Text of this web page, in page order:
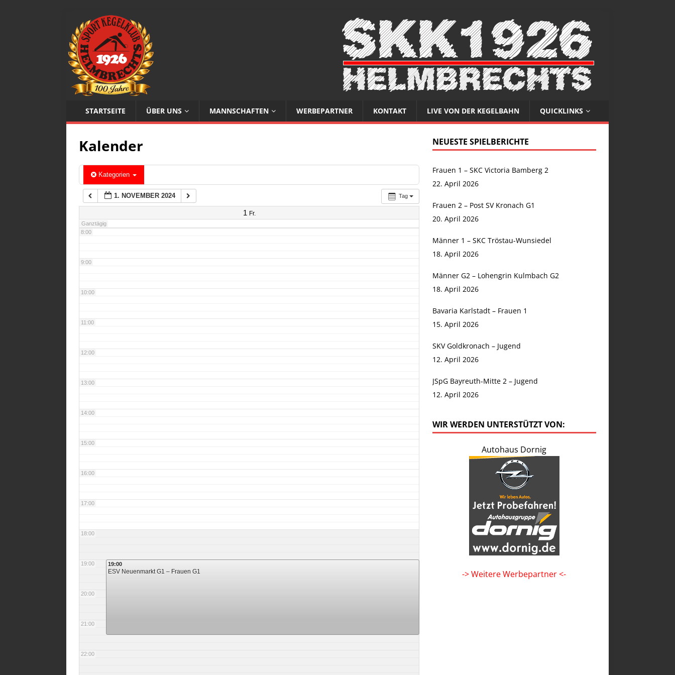
STARTSEITE ÜBER UNS MANNSCHAFTEN WERBEPARTNER KONTAKT LIVE VON DER KEGELBAHN QUICKLINKS
Kalender
Kategorien
Tag
1. NOVEMBER 2024
1 Fr.
Ganztägig
1:00
2:00
3:00
4:00
5:00
6:00
7:00
8:00
9:00
10:00
11:00
12:00
13:00
14:00
15:00
16:00
17:00
18:00
19:00
20:00
21:00
22:00
19:00
ESV Neuenmarkt G1 – Frauen G1
NEUESTE SPIELBERICHTE
Frauen 1 – SKC Victoria Bamberg 2
22. April 2026
Frauen 2 – Post SV Kronach G1
20. April 2026
Männer 1 – SKC Tröstau-Wunsiedel
18. April 2026
Männer G2 – Lohengrin Kulmbach G2
18. April 2026
Bavaria Karlstadt – Frauen 1
15. April 2026
SKV Goldkronach – Jugend
12. April 2026
JSpG Bayreuth-Mitte 2 – Jugend
12. April 2026
WIR WERDEN UNTERSTÜTZT VON:
Autohaus Dornig
-> Weitere Werbepartner <-